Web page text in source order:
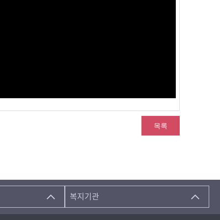
목록
복지기관